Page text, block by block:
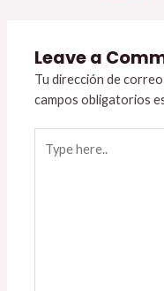
Leave a
Tu dirección de
campos obligatorios
here..